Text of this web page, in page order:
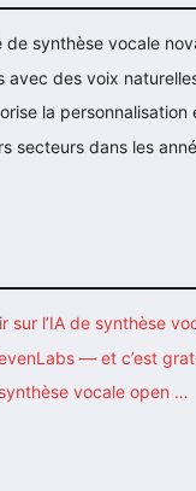
de synthèse vocale
avec des voix
la personnalisation
secteurs dans les
sur l’IA de synthèse
— et c’est
vocale open …